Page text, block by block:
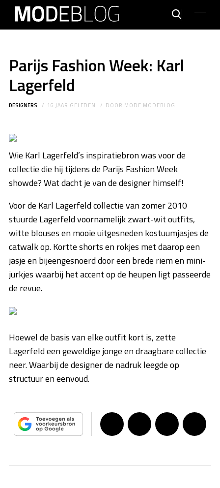
Parijs Fashion Week: Karl
Lagerfeld
DESIGNERS 16 JAAR GELEDEN DOOR MODE MODEBLOG
Wie Karl Lagerfeld’s inspiratiebron was voor de
collectie die hij tijdens de Parijs Fashion Week
showde? Wat dacht je van de designer himself!
Voor de Karl Lagerfeld collectie van zomer 2010
stuurde Lagerfeld voornamelijk zwart-wit outfits,
witte blouses en mooie uitgesneden kostuumjasjes de
catwalk op. Kortte shorts en rokjes met daarop een
jasje en bijeengesnoerd door een brede riem en mini-
jurkjes waarbij het accent op de heupen ligt passeerde
de revue.
Hoewel de basis van elke outfit kort is, zette
Lagerfeld een geweldige jonge en draagbare collectie
neer. Waarbij de designer de nadruk leegde op
structuur en eenvoud.